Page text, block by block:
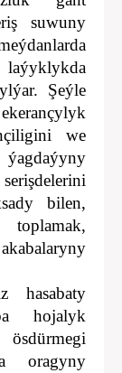
suwuny
laýyklykda
Şeýle
we
bilen,
hasabaty
hojalyk
oragyny